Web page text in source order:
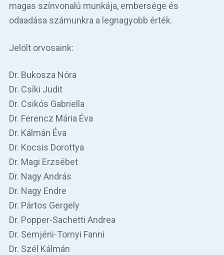
Hírek
magas színvonalú munkája, embersége és
odaadása számunkra a legnagyobb érték.
Jelölt orvosaink:
Dr. Bukosza Nóra
Dr. Csíki Judit
Dr. Csikós Gabriella
Dr. Ferencz Mária Éva
Dr. Kálmán Éva
Dr. Kocsis Dorottya
Dr. Magi Erzsébet
Dr. Nagy András
Dr. Nagy Endre
Dr. Pártos Gergely
Dr. Popper-Sachetti Andrea
Dr. Semjéni-Tornyi Fanni
Dr. Szél Kálmán